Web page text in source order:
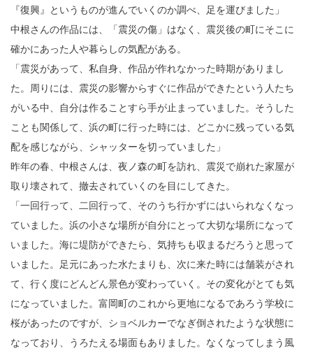
『復興』というものが進んでいくのか調べ、足を運びました」
中根さんの作品には、「震災の傷」はなく、震災後の町にそこに
確かにあった人や暮らしの気配がある。
「震災があって、私自身、作品が作れなかった時期がありまし
た。周りには、震災の影響からすぐに作品ができたという人たち
がいる中、自分は作ることすら手が止まっていました。そうした
ことも関係して、浜の町に行った時には、どこかに残っている気
配を感じながら、シャッターを切っていました」
昨年の春、中根さんは、夜ノ森の町を訪れ、震災で崩れた家屋が
取り壊されて、撤去されていくのを目にしてきた。
「一回行って、二回行って、そのうち行かずにはいられなくなっ
ていました。浜の小さな場所が自分にとって大切な場所になって
いました。海に堤防ができたら、気持ちも収まるだろうと思って
いました。足元にあった水たまりも、次に来た時には舗装がされ
て、行く度にどんどん景色が変わっていく。その変化がとても気
になっていました。富岡町のこれから更地になるであろう学校に
桜があったのですが、ショベルカーでなぎ倒されたような状態に
なっており、うろたえる場面もありました。なくなってしまう風